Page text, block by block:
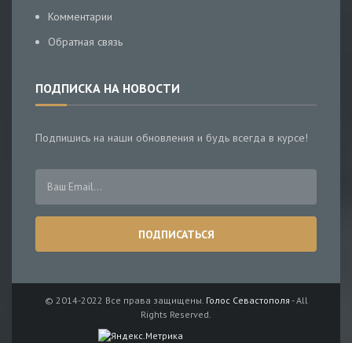
Комментарии
Обратная связь
ПОДПИСКА НА НОВОСТИ
Подпишись на наши обновления и будь всегда в курсе!
© 2014-2022 Все права защищены. Голос Севастополя - All
Rights Reserved.